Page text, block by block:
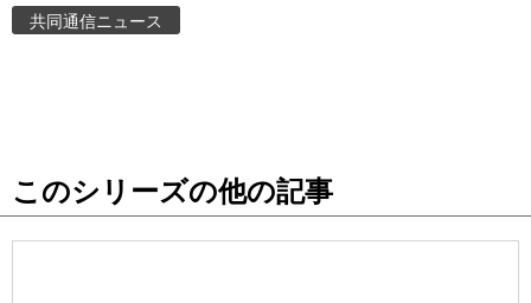
お知らせ
共同通信ニュース
このシリーズの他の記事